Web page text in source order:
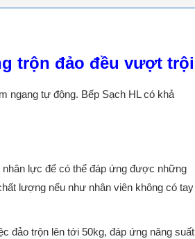
trộn đảo đều vượt trội
ngang tự động. Bếp Sạch HL có khả
nhân lực để có thể đáp ứng được những
lượng nếu như nhân viên không có tay
đảo trộn lên tới 50kg, đáp ứng năng suất